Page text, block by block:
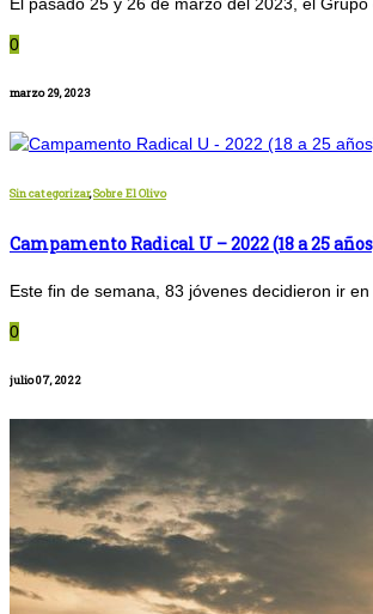
0
marzo 29, 2023
Sin categorizar,Sobre El Olivo
Campamento Radical U – 2022 (18 a 25
Este fin de semana, 83 jóvenes decidieron ir
0
julio 07, 2022